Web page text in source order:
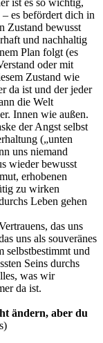
– es befördert dich in
Zustand bewusst
und nachhaltig
Plan folgt (es
oder mit
Zustand wie
da ist und der jeder
die Welt
Innen wie außen.
der Angst selbst
(„unten
uns niemand
wieder bewusst
erhobenen
zu wirken
Leben gehen
das uns
uns als souveränes
selbstbestimmt und
Seins durchs
was wir
da ist.
ändern, aber du